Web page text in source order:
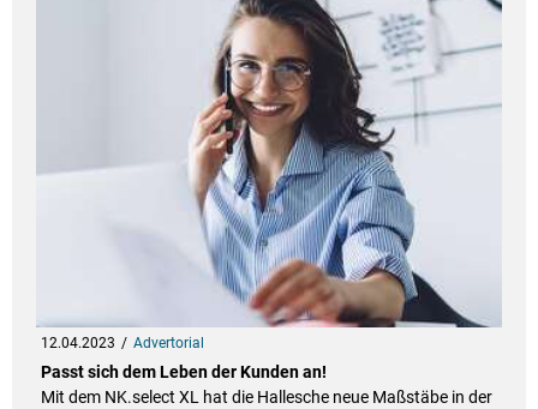
12.04.2023 Advertorial
Passt sich dem Leben der Kunden an!
Mit dem NK.select XL hat die Hallesche neue Maßstäbe in der